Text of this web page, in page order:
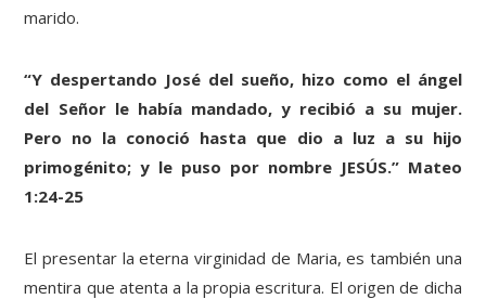
marido.
“Y despertando José del sueño, hizo como el ángel
del Señor le había mandado, y recibió a su mujer.
Pero no la conoció hasta que dio a luz a su hijo
primogénito; y le puso por nombre JESÚS.” Mateo
1:24-25
El presentar la eterna virginidad de Maria, es también una
mentira que atenta a la propia escritura. El origen de dicha